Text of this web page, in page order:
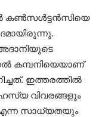
കണ്‍സള്‍ട്ടന്‍സിയെ
അദാനിയുടെ
കമ്പനിയെയാണ്
ഇത്തരത്തില്‍
വിവരങ്ങളും
എന്ന സാധ്യതയും